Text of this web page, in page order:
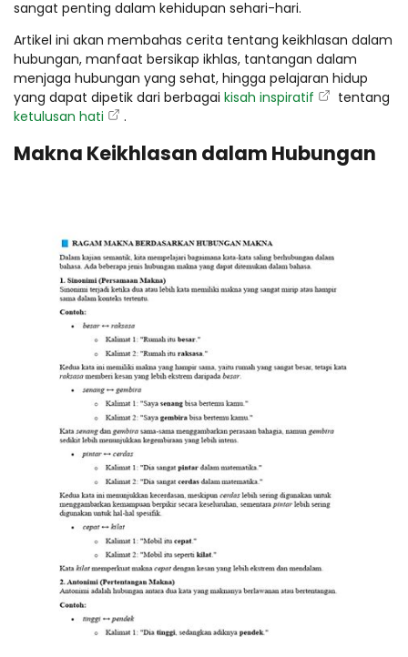
sangat penting dalam kehidupan sehari-hari.
Artikel ini akan membahas cerita tentang keikhlasan dalam
hubungan, manfaat bersikap ikhlas, tantangan dalam
menjaga hubungan yang sehat, hingga pelajaran hidup
yang dapat dipetik dari berbagai kisah inspiratif
tentang
ketulusan hati
.
Makna Keikhlasan dalam Hubungan